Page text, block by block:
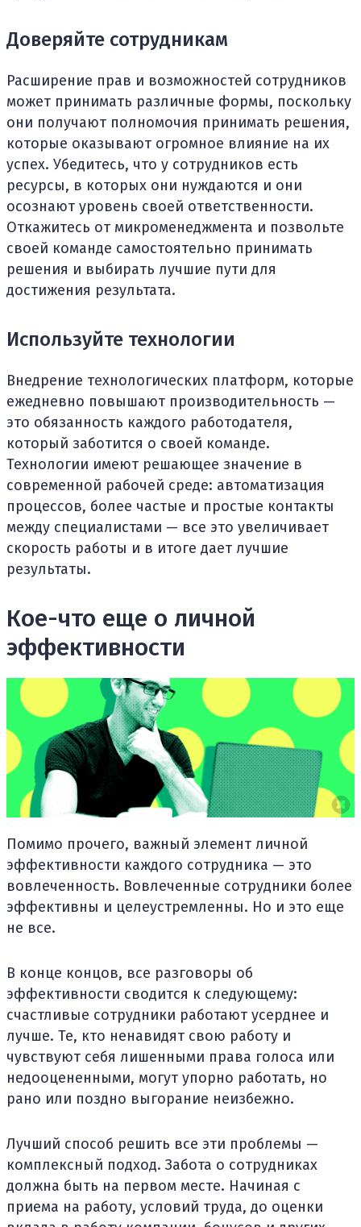
Доверяйте сотрудникам
Расширение прав и возможностей сотрудников
может принимать различные формы, поскольку
они получают полномочия принимать решения,
которые оказывают огромное влияние на их
успех. Убедитесь, что у сотрудников есть
ресурсы, в которых они нуждаются и они
осознают уровень своей ответственности.
Откажитесь от микроменеджмента и позвольте
своей команде самостоятельно принимать
решения и выбирать лучшие пути для
достижения результата.
Используйте технологии
Внедрение технологических платформ, которые
ежедневно повышают производительность —
это обязанность каждого работодателя,
который заботится о своей команде.
Технологии имеют решающее значение в
современной рабочей среде: автоматизация
процессов, более частые и простые контакты
между специалистами — все это увеличивает
скорость работы и в итоге дает лучшие
результаты.
Кое-что еще о личной
эффективности
Помимо прочего, важный элемент личной
эффективности каждого сотрудника — это
вовлеченность. Вовлеченные сотрудники более
эффективны и целеустремленны. Но и это еще
не все.
В конце концов, все разговоры об
эффективности сводится к следующему:
счастливые сотрудники работают усерднее и
лучше. Те, кто ненавидят свою работу и
чувствуют себя лишенными права голоса или
недооцененными, могут упорно работать, но
рано или поздно выгорание неизбежно.
Лучший способ решить все эти проблемы —
комплексный подход. Забота о сотрудниках
должна быть на первом месте. Начиная с
приема на работу, условий труда, до оценки